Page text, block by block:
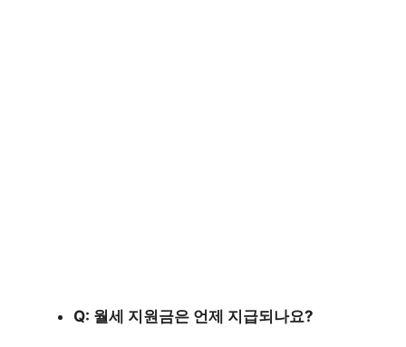
Q: 월세 지원금은 언제 지급되나요?